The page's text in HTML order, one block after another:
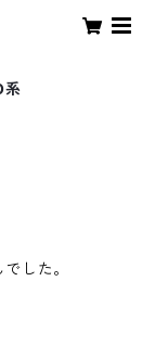
系
した。